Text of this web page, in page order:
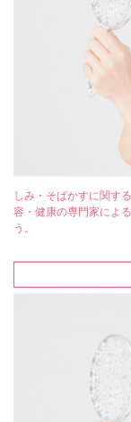
しみ・そばかすに関す
容・健康の専門家によ
う。